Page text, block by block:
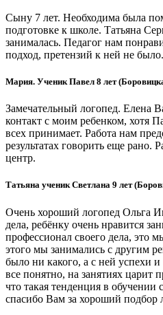
Сыну 7 лет. Необходима была
подготовке к школе. Татьяна
занималась. Педагог нам
подход, претензий к ней не было.
Мария. Ученик Павел 8 лет
Замечательный логопед. Елена
контакт с моим ребенком, хотя
всех принимает. Работа нам
результатах говорить еще рано.
центр.
Татьяна ученик Светлана 9 лет
Очень хороший логопед Ольга
дела, ребёнку очень нравится
профессионал своего дела, это
этого мы занимались с другим
было ни какого, а с ней успехи
все понятно, на занятиях царит
что такая тенденция в обучении
спасибо Вам за хороший подбор